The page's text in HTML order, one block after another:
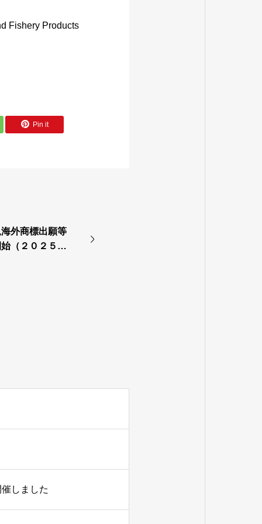
Fishery Products
Pin it
外商標出願等
（２０２５／
しました